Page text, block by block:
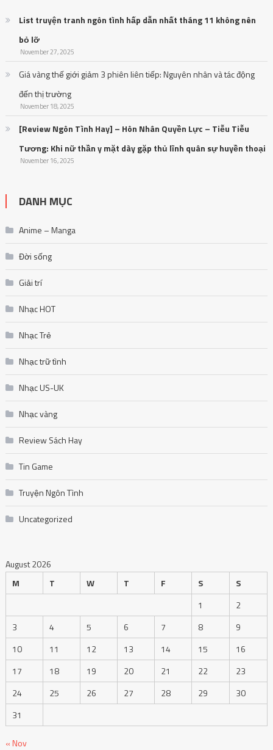
List truyện tranh ngôn tình hấp dẫn nhất tháng 11 không nên
bỏ lỡ
November 27, 2025
Giá vàng thế giới giảm 3 phiên liên tiếp: Nguyên nhân và tác động
đến thị trường
November 18, 2025
[Review Ngôn Tình Hay] – Hôn Nhân Quyền Lực – Tiễu Tiễu
Tương: Khi nữ thần y mặt dày gặp thủ lĩnh quân sự huyền thoại
November 16, 2025
DANH MỤC
Anime – Manga
Đời sống
Giải trí
Nhạc HOT
Nhạc Trẻ
Nhạc trữ tình
Nhạc US-UK
Nhạc vàng
Review Sách Hay
Tin Game
Truyện Ngôn Tình
Uncategorized
August 2026
M
T W T F S
S
1
2
3
4 5 6 7 8
9
10
11 12 13 14 15
16
17
18 19 20 21 22
23
24
25 26 27 28 29
30
31
« Nov